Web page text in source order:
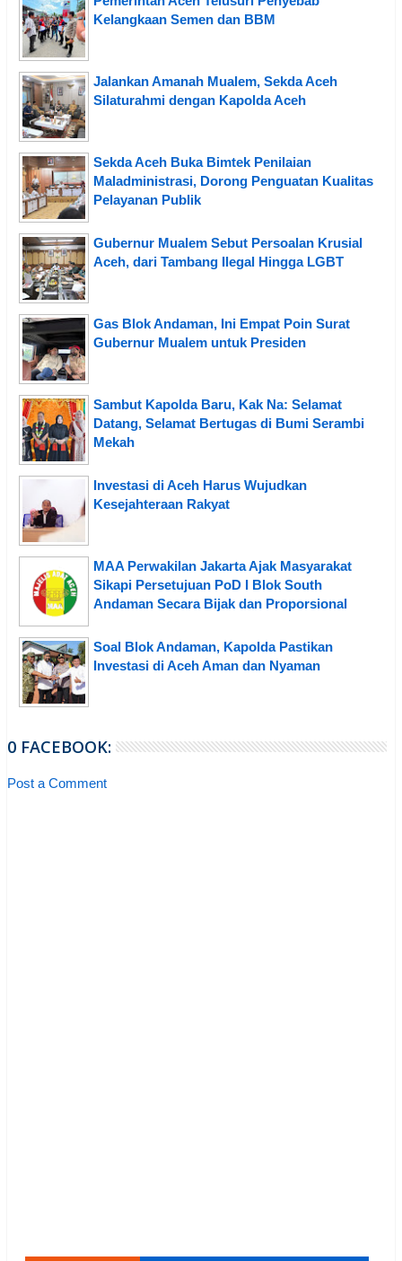
Kelangkaan Semen dan BBM
Jalankan Amanah Mualem, Sekda Aceh
Silaturahmi dengan Kapolda Aceh
Sekda Aceh Buka Bimtek Penilaian
Maladministrasi, Dorong Penguatan Kualitas
Pelayanan Publik
Gubernur Mualem Sebut Persoalan Krusial
Aceh, dari Tambang Ilegal Hingga LGBT
Gas Blok Andaman, Ini Empat Poin Surat
Gubernur Mualem untuk Presiden
Sambut Kapolda Baru, Kak Na: Selamat
Datang, Selamat Bertugas di Bumi Serambi
Mekah
Investasi di Aceh Harus Wujudkan
Kesejahteraan Rakyat
MAA Perwakilan Jakarta Ajak Masyarakat
Sikapi Persetujuan PoD I Blok South
Andaman Secara Bijak dan Proporsional
Soal Blok Andaman, Kapolda Pastikan
Investasi di Aceh Aman dan Nyaman
0 FACEBOOK:
Post a Comment